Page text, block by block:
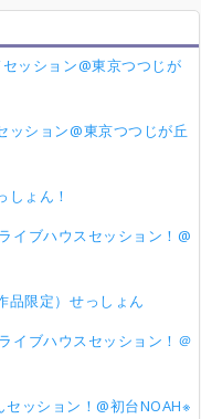
セッション@東京つつじが
ッション@東京つつじが丘
しょん！
イブハウスセッション！@
品限定）せっしょん
イブハウスセッション！＠
ッション！@初台NOAH※